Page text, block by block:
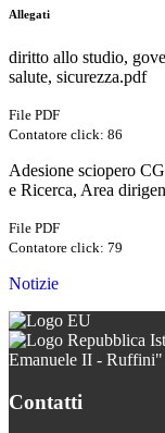
Allegati
diritto allo studio,
salute, sicurezza.pdf
File PDF
Contatore click: 86
Adesione sciopero
e Ricerca, Area
File PDF
Contatore click: 79
Notizie
Emanuele II - Ruffini"
Contatti